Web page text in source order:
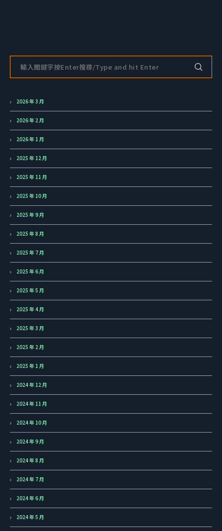
2026 年 3 月
2026 年 2 月
2026 年 1 月
2025 年 12 月
2025 年 11 月
2025 年 10 月
2025 年 9 月
2025 年 8 月
2025 年 7 月
2025 年 6 月
2025 年 5 月
2025 年 4 月
2025 年 3 月
2025 年 2 月
2025 年 1 月
2024 年 12 月
2024 年 11 月
2024 年 10 月
2024 年 9 月
2024 年 8 月
2024 年 7 月
2024 年 6 月
2024 年 5 月